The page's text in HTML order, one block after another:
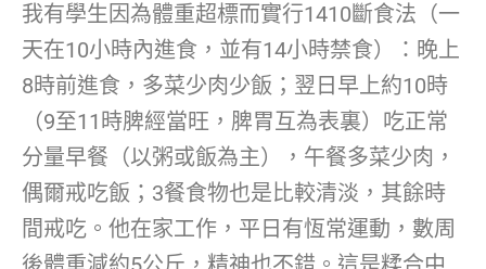
我有學生因為體重超標而實行1410斷食法（一
天在10小時內進食，並有14小時禁食）：晚上
8時前進食，多菜少肉少飯；翌日早上約10時
（9至11時脾經當旺，脾胃互為表裏）吃正常
分量早餐（以粥或飯為主），午餐多菜少肉，
偶爾戒吃飯；3餐食物也是比較清淡，其餘時
間戒吃。他在家工作，平日有恆常運動，數周